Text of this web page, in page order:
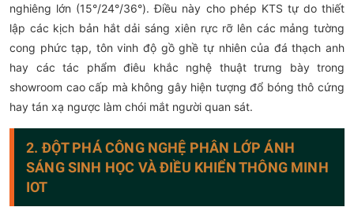
nghiêng lớn (15°/24°/36°). Điều này cho phép KTS tự do thiết
lập các kịch bản hắt dải sáng xiên rực rỡ lên các mảng tường
cong phức tạp, tôn vinh độ gồ ghề tự nhiên của đá thạch anh
hay các tác phẩm điêu khắc nghệ thuật trưng bày trong
showroom cao cấp mà không gây hiện tượng đổ bóng thô cứng
hay tán xạ ngược làm chói mắt người quan sát.
2. ĐỘT PHÁ CÔNG NGHỆ PHÂN LỚP ÁNH
SÁNG SINH HỌC VÀ ĐIỀU KHIỂN THÔNG MINH
IOT